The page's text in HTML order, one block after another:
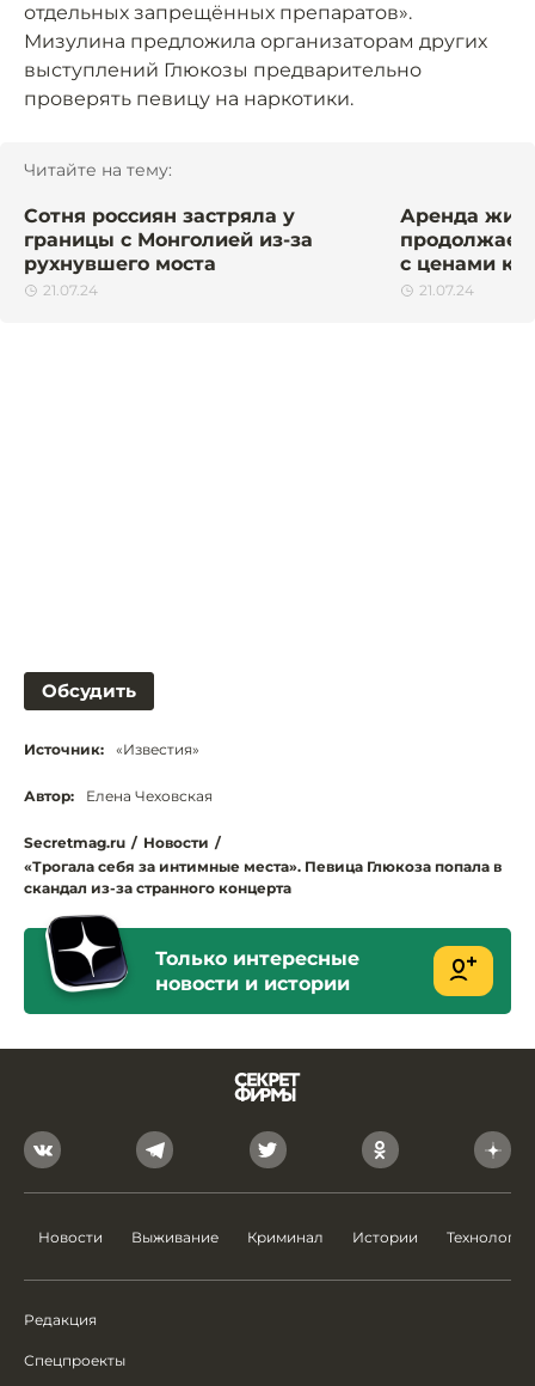
отдельных запрещённых препаратов».
Мизулина предложила организаторам других
выступлений Глюкозы предварительно
проверять певицу на наркотики.
Читайте на тему:
Сотня россиян застряла у
границы с Монголией из-за
рухнувшего моста
21.07.24
Аренда
продолжает
с ценами к
21.07.24
Обсудить
Источник: «Известия»
Автор: Елена Чеховская
Secretmag.ru / Новости /
«Трогала себя за интимные места». Певица Глюкоза попала в
скандал из-за странного концерта
Только интересные
новости и истории
Новости Выживание Криминал Истории Технологии
Редакция
Спецпроекты